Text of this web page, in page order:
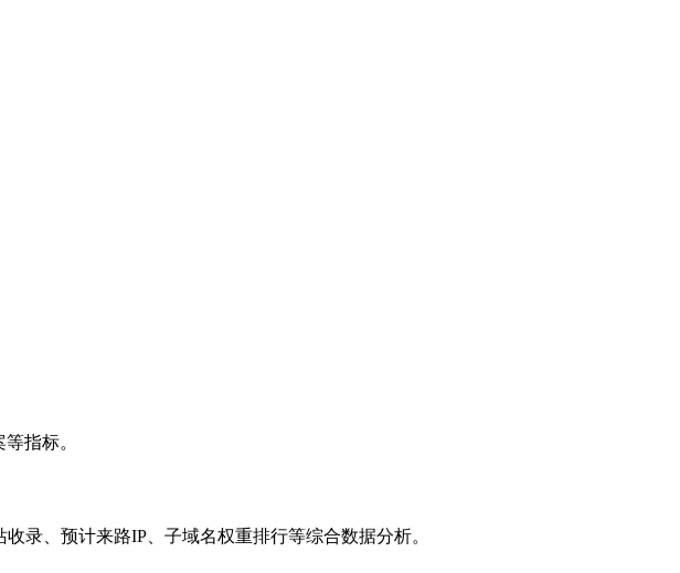
指标。
录、预计来路IP、子域名权重排行等综合数据分析。